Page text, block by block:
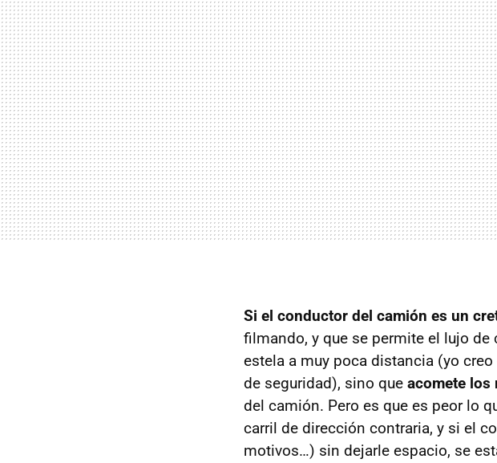
Si el conductor del camión es un
filmando, y que se permite el lujo
estela a muy poca distancia (yo
de seguridad), sino que acomete los
del camión. Pero es que es peor lo
carril de dirección contraria, y si el
motivos…) sin dejarle espacio, se